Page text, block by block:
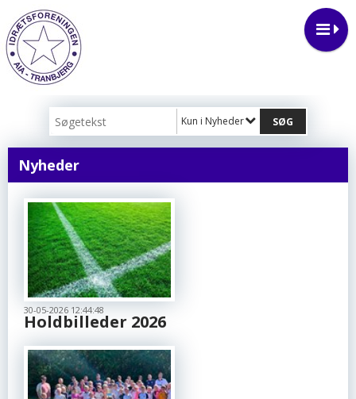
Kun i Nyheder
Nyheder
30-05-2026 12:44:48
Holdbilleder 2026